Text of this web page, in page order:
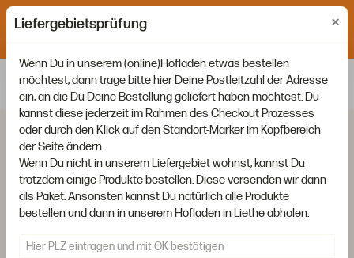
Liefertage: Montag, Mittwoch und Freitag. Bestellschluss ist
Liefergebietsprüfung ×
Wenn Du in unserem (online)Hofladen etwas bestellen
möchtest, dann trage bitte hier Deine Postleitzahl der Adresse
ein, an die Du Deine Bestellung geliefert haben möchtest. Du
kannst diese jederzeit im Rahmen des Checkout Prozesses
oder durch den Klick auf den Standort-Marker im Kopfbereich
der Seite ändern.
Wenn Du nicht in unserem Liefergebiet wohnst, kannst Du
trotzdem einige Produkte bestellen. Diese versenden wir dann
als Paket. Ansonsten kannst Du natürlich alle Produkte
bestellen und dann in unserem Hofladen in Liethe abholen.